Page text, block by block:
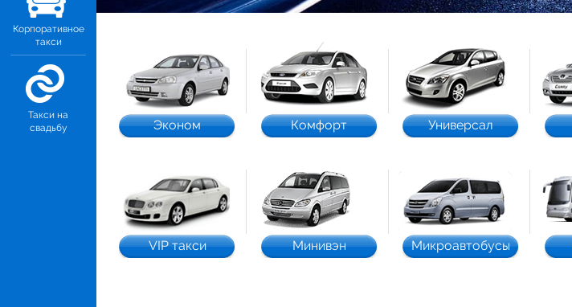
Корпоративное
такси
Такси на
свадьбу
Эконом Комфорт Универсал
VIP такси Минивэн Микроавтобусы